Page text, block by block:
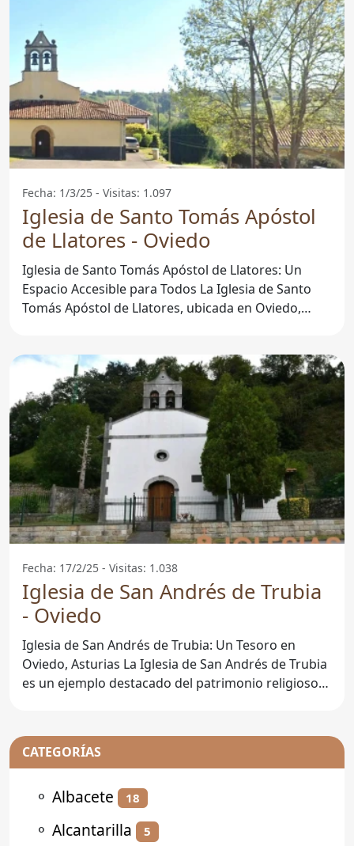
Fecha: 1/3/25 - Visitas: 1.097
Iglesia de Santo Tomás Apóstol
de Llatores - Oviedo
Iglesia de Santo Tomás Apóstol de Llatores: Un
Espacio Accesible para Todos La Iglesia de Santo
Tomás Apóstol de Llatores, ubicada en Oviedo,
Fecha: 17/2/25 - Visitas: 1.038
Iglesia de San Andrés de Trubia
- Oviedo
Iglesia de San Andrés de Trubia: Un Tesoro en
Oviedo, Asturias La Iglesia de San Andrés de Trubia
es un ejemplo destacado del patrimonio religioso
CATEGORÍAS
⚬ Albacete 18
⚬ Alcantarilla 5